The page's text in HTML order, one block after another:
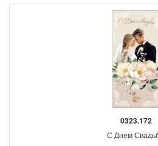
0323.172
С Днем